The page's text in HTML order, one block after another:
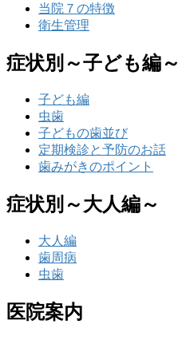
当院７の特徴
衛生管理
症状別～子ども編～
子ども編
虫歯
子どもの歯並び
定期検診と予防のお話
歯みがきのポイント
症状別～大人編～
大人編
歯周病
虫歯
医院案内